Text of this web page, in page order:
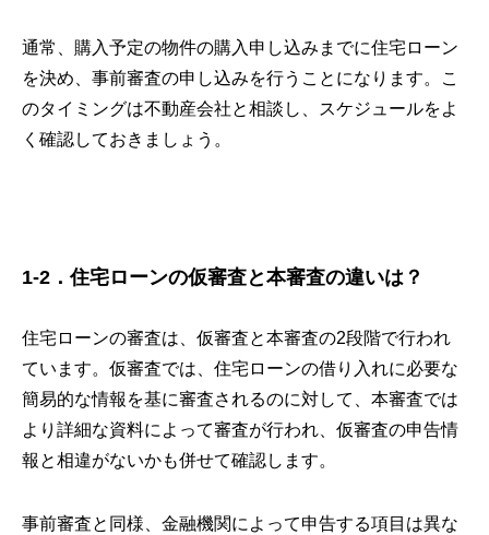
通常、購入予定の物件の購入申し込みまでに住宅ローン
を決め、事前審査の申し込みを行うことになります。こ
のタイミングは不動産会社と相談し、スケジュールをよ
く確認しておきましょう。
1-2．住宅ローンの仮審査と本審査の違いは？
住宅ローンの審査は、仮審査と本審査の2段階で行われ
ています。仮審査では、住宅ローンの借り入れに必要な
簡易的な情報を基に審査されるのに対して、本審査では
より詳細な資料によって審査が行われ、仮審査の申告情
報と相違がないかも併せて確認します。
事前審査と同様、金融機関によって申告する項目は異な